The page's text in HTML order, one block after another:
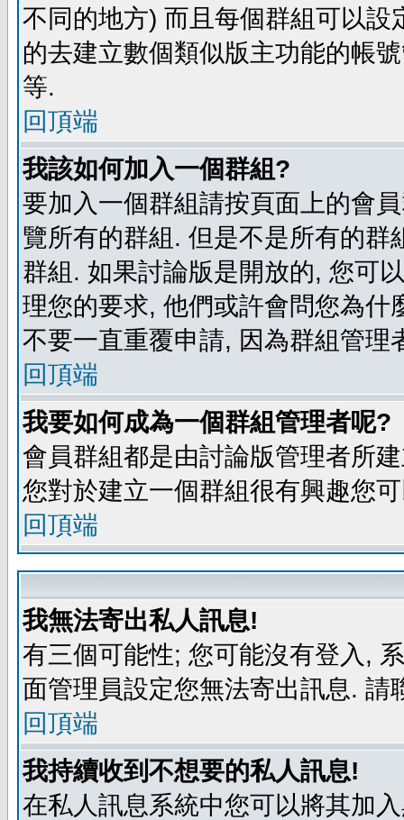
不同的地方) 而且每個群組可以
的去建立數個類似版主功能的帳
等.
回頂端
我該如何加入一個群組?
要加入一個群組請按頁面上的會
覽所有的群組. 但是不是所有的
群組. 如果討論版是開放的, 您可
理您的要求, 他們或許會問您為
不要一直重覆申請, 因為群組管理
回頂端
我要如何成為一個群組管理者呢?
會員群組都是由討論版管理者所
您對於建立一個群組很有興趣您
回頂端
我無法寄出私人訊息!
有三個可能性; 您可能沒有登入,
面管理員設定您無法寄出訊息. 請
回頂端
我持續收到不想要的私人訊息!
在私人訊息系統中您可以將其加